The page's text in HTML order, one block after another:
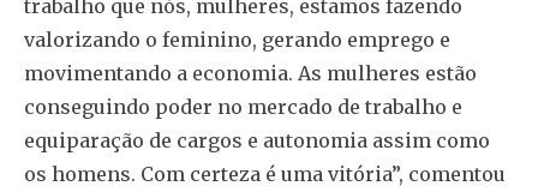
trabalho que nós, mulheres, estamos fazendo
valorizando o feminino, gerando emprego e
movimentando a economia. As mulheres estão
conseguindo poder no mercado de trabalho e
equiparação de cargos e autonomia assim como
os homens. Com certeza é uma vitória”, comentou